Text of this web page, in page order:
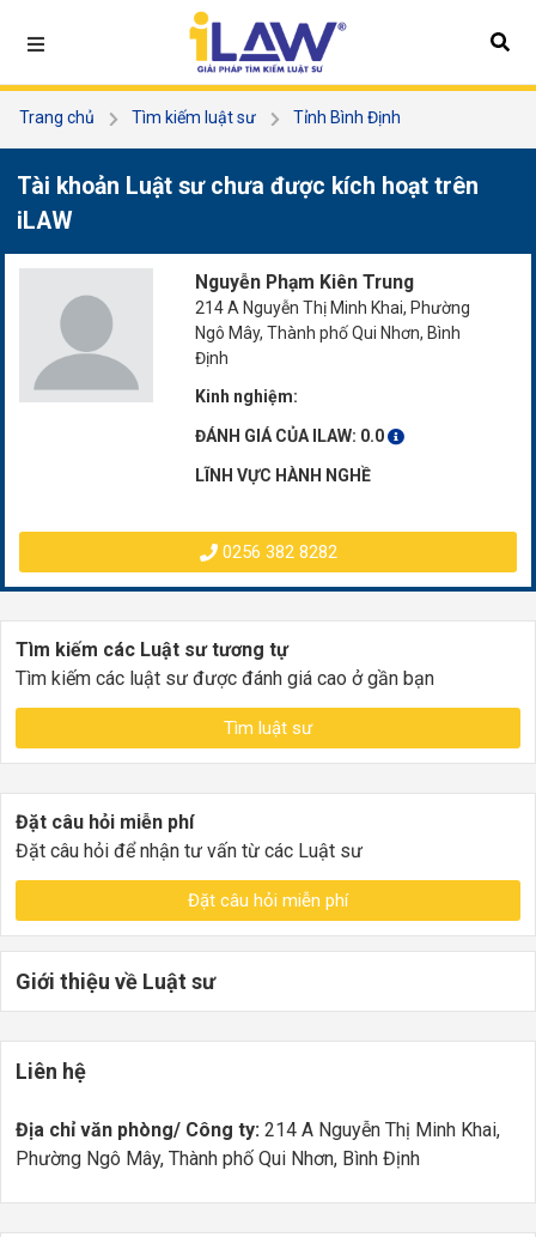
Trang chủ Tìm kiếm luật sư
Tỉnh Bình Định
Tài khoản Luật sư chưa được kích hoạt trên
iLAW
Nguyễn Phạm Kiên Trung
214 A Nguyễn Thị Minh Khai, Phường
Ngô Mây, Thành phố Qui Nhơn, Bình
Định
Kinh nghiệm:
ĐÁNH GIÁ CỦA ILAW: 0.0
LĨNH VỰC HÀNH NGHỀ
0256 382 8282
Tìm kiếm các Luật sư tương tự
Tìm kiếm các luật sư được đánh giá cao ở gần bạn
Tìm luật sư
Đặt câu hỏi miễn phí
Đặt câu hỏi để nhận tư vấn từ các Luật sư
Đặt câu hỏi miễn phí
Giới thiệu về Luật sư
Liên hệ
Địa chỉ văn phòng/ Công ty: 214 A Nguyễn Thị Minh Khai,
Phường Ngô Mây, Thành phố Qui Nhơn, Bình Định